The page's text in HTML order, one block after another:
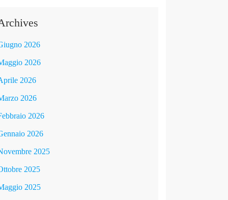
2026
2026
2026
2026
2026
2026
2025
2025
2025